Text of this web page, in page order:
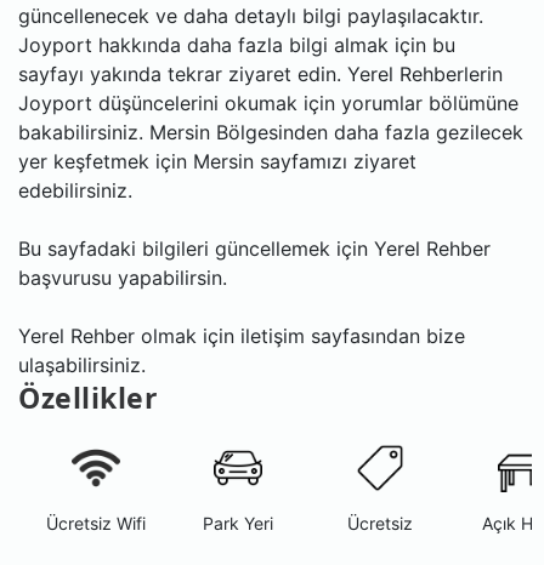
güncellenecek ve daha detaylı bilgi paylaşılacaktır.
Joyport hakkında daha fazla bilgi almak için bu
sayfayı yakında tekrar ziyaret edin. Yerel Rehberlerin
Joyport düşüncelerini okumak için yorumlar bölümüne
bakabilirsiniz. Mersin Bölgesinden daha fazla gezilecek
yer keşfetmek için Mersin sayfamızı ziyaret
edebilirsiniz.
Bu sayfadaki bilgileri güncellemek için Yerel Rehber
başvurusu yapabilirsin.
Yerel Rehber olmak için iletişim sayfasından bize
ulaşabilirsiniz.
Özellikler
Ücretsiz Wifi Park Yeri Ücretsiz Açık